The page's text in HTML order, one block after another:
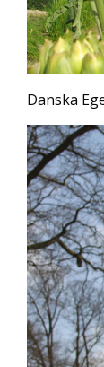
Danska